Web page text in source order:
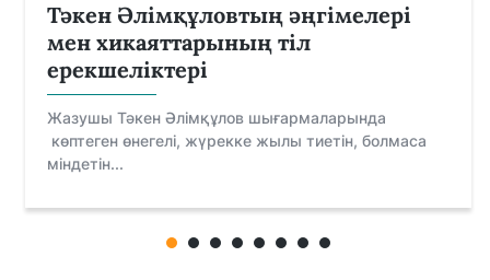
Тәкен Әлімқұловтың әңгімелері
мен хикаяттарының тіл
ерекшеліктері
Жазушы Тәкен Әлімқұлов шығармаларында
көптеген өнегелі, жүрекке жылы тиетін, болмаса
міндетін...